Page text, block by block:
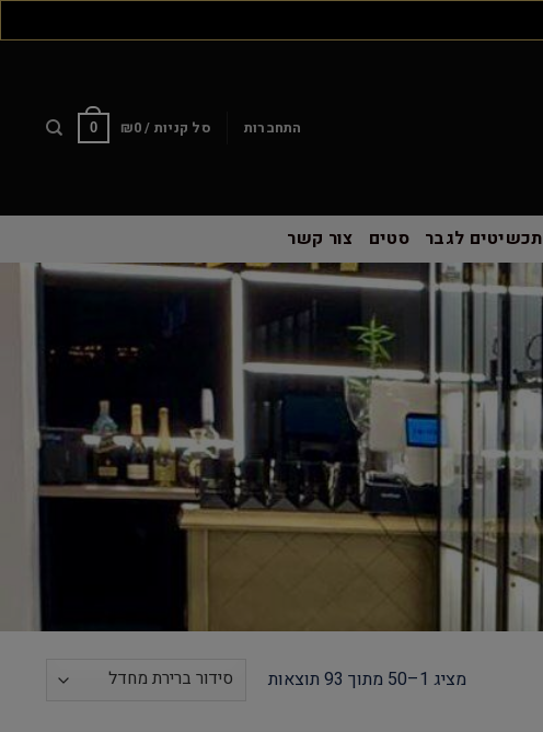
התחברות סל קניות / ₪0
0
תכשיטים לגבר סטים צור קשר
מציג 1–50 מתוך 93 תוצאות